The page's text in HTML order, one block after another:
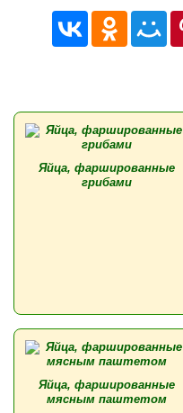
Яйца, фаршированные
грибами
Яйца, фаршированные
мясным паштетом